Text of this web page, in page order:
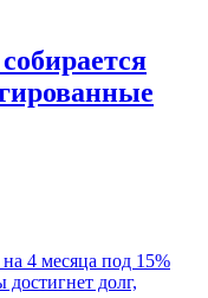
4 месяца под 15%
долг,